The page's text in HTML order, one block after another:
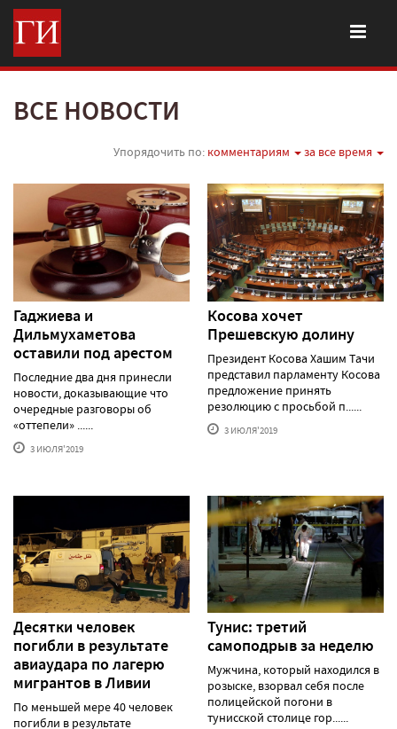
ВСЕ НОВОСТИ
Упорядочить по: комментариям за все время
Гаджиева и
Дильмухаметова
оставили под арестом
Последние два дня принесли
новости, доказывающие что
очередные разговоры об
«оттепели» ......
3 ИЮЛЯ'2019
Косова хочет
Прешевскую долину
Президент Косова Хашим Тачи
представил парламенту Косова
предложение принять
резолюцию с просьбой п......
3 ИЮЛЯ'2019
Десятки человек
погибли в результате
авиаудара по лагерю
мигрантов в Ливии
По меньшей мере 40 человек
погибли в результате
Тунис: третий
самоподрыв за неделю
Мужчина, который находился в
розыске, взорвал себя после
полицейской погони в
тунисской столице гор......